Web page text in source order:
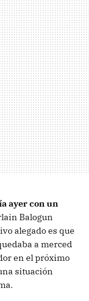
ayer con un
Balogun
alegado es que
a merced
en el próximo
situación